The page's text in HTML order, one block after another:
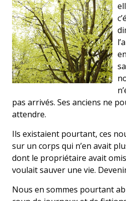
pas arrivés. Ses anciens ne
attendre.
Ils existaient pourtant, ces
sur un corps qui n’en avait
dont le propriétaire avait
voulait sauver une vie.
Nous en sommes pourtant